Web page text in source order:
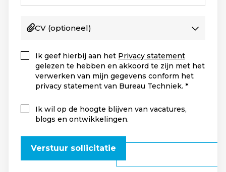
CV (optioneel)
Ik geef hierbij aan het Privacy statement
gelezen te hebben en akkoord te zijn met het
verwerken van mijn gegevens conform het
privacy statement van Bureau Techniek.
Ik wil op de hoogte blijven van vacatures,
blogs en ontwikkelingen.
Verstuur sollicitatie